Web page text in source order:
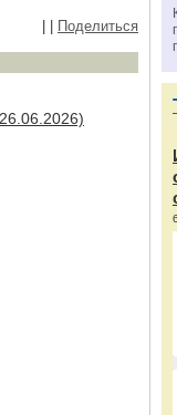
Поделиться